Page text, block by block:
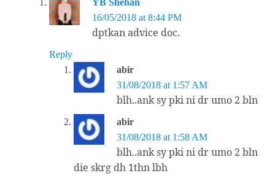
YB Shehan
16/05/2018 at 8:44 PM
dptkan advice doc.
Reply
abir
31/08/2018 at 1:57 AM
blh..ank sy pki ni dr umo 2 bln
abir
31/08/2018 at 1:58 AM
blh..ank sy pki ni dr umo 2 bln
die skrg dh 1thn lbh